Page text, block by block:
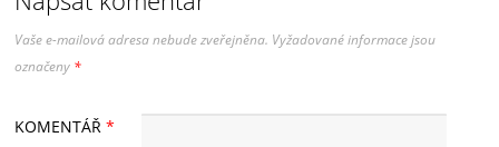
Vaše e-mailová adresa nebude zveřejněna. Vyžadované informace jsou
označeny *
KOMENTÁŘ*